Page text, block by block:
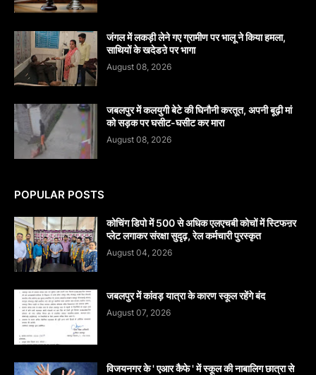
जंगल में लकड़ी लेने गए ग्रामीण पर भालू ने किया हमला,
साथियों के खदेडऩे पर भागा
August 08, 2026
जबलपुर में कलयुगी बेटे की घिनौनी करतूत, अपनी बूढ़ी मां
को सड़क पर घसीट-घसीट कर मारा
August 08, 2026
POPULAR POSTS
कोचिंग डिपो में 500 से अधिक एलएचबी कोचों में स्टिफऩर
प्लेट लगाकर संरक्षा सुदृढ़, रेल कर्मचारी पुरस्कृत
August 04, 2026
जबलपुर में कांवड़ यात्रा के कारण स्कूल रहेंगे बंद
August 07, 2026
विजयनगर के ' एआर कैफे ' में स्कूल की नाबालिग छात्रा से